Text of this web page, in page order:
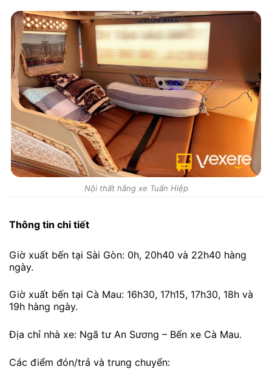
Nội thất hãng xe Tuấn Hiệp
Thông tin chi tiết
Giờ xuất bến tại Sài Gòn: 0h, 20h40 và 22h40 hàng
ngày.
Giờ xuất bến tại Cà Mau: 16h30, 17h15, 17h30, 18h và
19h hàng ngày.
Địa chỉ nhà xe: Ngã tư An Sương – Bến xe Cà Mau.
Các điểm đón/trả và trung chuyển: